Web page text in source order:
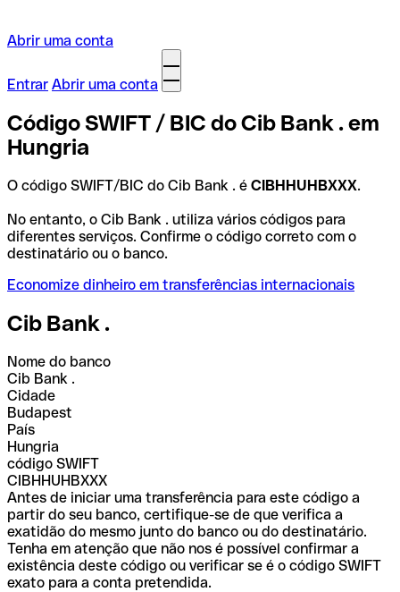
Abrir uma conta
Entrar Abrir uma conta
Código SWIFT / BIC do Cib Bank . em
Hungria
O código SWIFT/BIC do Cib Bank . é CIBHHUHBXXX.
No entanto, o Cib Bank . utiliza vários códigos para
diferentes serviços. Confirme o código correto com o
destinatário ou o banco.
Economize dinheiro em transferências internacionais
Cib Bank .
Nome do banco
Cib Bank .
Cidade
Budapest
País
Hungria
código SWIFT
CIBHHUHBXXX
Antes de iniciar uma transferência para este código a
partir do seu banco, certifique-se de que verifica a
exatidão do mesmo junto do banco ou do destinatário.
Tenha em atenção que não nos é possível confirmar a
existência deste código ou verificar se é o código SWIFT
exato para a conta pretendida.